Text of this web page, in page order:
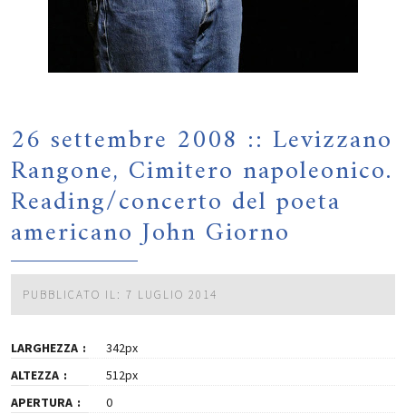
26 settembre 2008 :: Levizzano
Rangone, Cimitero napoleonico.
Reading/concerto del poeta
americano John Giorno
PUBBLICATO IL: 7 LUGLIO 2014
LARGHEZZA
342px
ALTEZZA
512px
APERTURA
0